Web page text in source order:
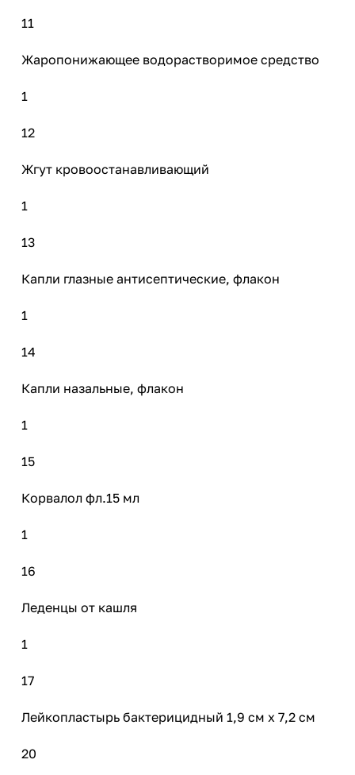
11
Жаропонижающее водорастворимое средство
1
12
Жгут кровоостанавливающий
1
13
Капли глазные антисептические, флакон
1
14
Капли назальные, флакон
1
15
Корвалол фл.15 мл
1
16
Леденцы от кашля
1
17
Лейкопластырь бактерицидный 1,9 см х 7,2 см
20